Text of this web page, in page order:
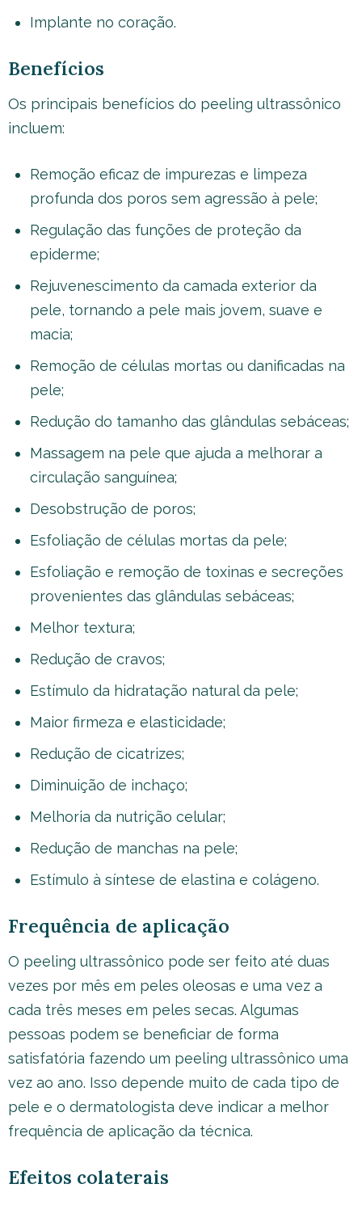
Implante no coração.
Benefícios
Os principais benefícios do peeling ultrassônico
incluem:
Remoção eficaz de impurezas e limpeza
profunda dos poros sem agressão à pele;
Regulação das funções de proteção da
epiderme;
Rejuvenescimento da camada exterior da
pele, tornando a pele mais jovem, suave e
macia;
Remoção de células mortas ou danificadas na
pele;
Redução do tamanho das glândulas sebáceas;
Massagem na pele que ajuda a melhorar a
circulação sanguínea;
Desobstrução de poros;
Esfoliação de células mortas da pele;
Esfoliação e remoção de toxinas e secreções
provenientes das glândulas sebáceas;
Melhor textura;
Redução de cravos;
Estímulo da hidratação natural da pele;
Maior firmeza e elasticidade;
Redução de cicatrizes;
Diminuição de inchaço;
Melhoria da nutrição celular;
Redução de manchas na pele;
Estímulo à síntese de elastina e colágeno.
Frequência de aplicação
O peeling ultrassônico pode ser feito até duas
vezes por mês em peles oleosas e uma vez a
cada três meses em peles secas. Algumas
pessoas podem se beneficiar de forma
satisfatória fazendo um peeling ultrassônico uma
vez ao ano. Isso depende muito de cada tipo de
pele e o dermatologista deve indicar a melhor
frequência de aplicação da técnica.
Efeitos colaterais